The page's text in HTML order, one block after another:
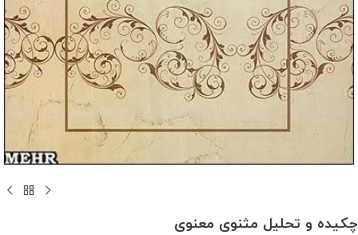
چکیده و‌ تحلیل مثنوی معنوی